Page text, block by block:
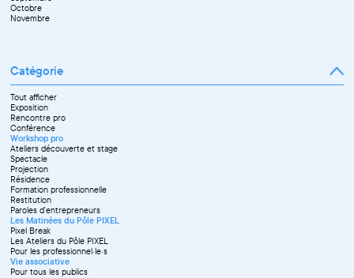
Octobre
Novembre
Catégorie
Tout afficher
Exposition
Rencontre pro
Conférence
Workshop pro
Ateliers découverte et stage
Spectacle
Projection
Résidence
Formation professionnelle
Restitution
Paroles d'entrepreneurs
Les Matinées du Pôle PIXEL
Pixel Break
Les Ateliers du Pôle PIXEL
Pour les professionnel·le·s
Vie associative
Pour tous les publics